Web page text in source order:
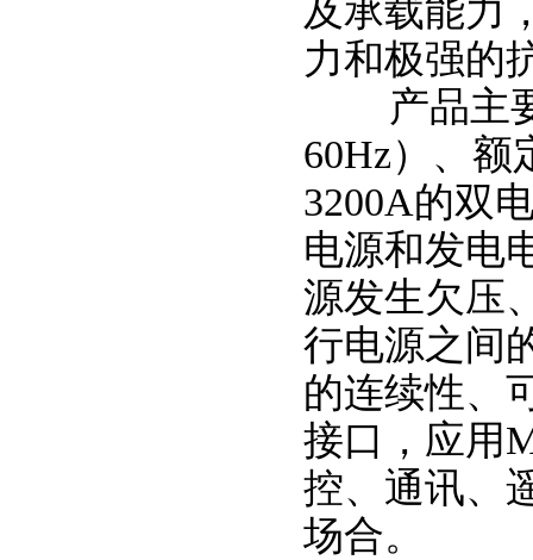
及承载能力
力和极强的
产品主要
60Hz）、额
3200A的双
电源和发电
源发生欠压
行电源之间
的连续性、
接口，应用
控、通讯、
场合。